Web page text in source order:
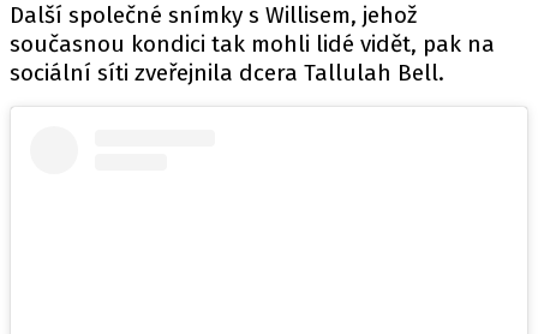
Další společné snímky s Willisem, jehož
současnou kondici tak mohli lidé vidět, pak na
sociální síti zveřejnila dcera Tallulah Bell.